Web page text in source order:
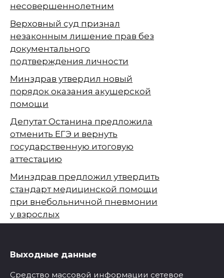
несовершеннолетним
Верховный суд признал
незаконным лишение прав без
документального
подтверждения личности
Минздрав утвердил новый
порядок оказания акушерской
помощи
Депутат Останина предложила
отменить ЕГЭ и вернуть
государственную итоговую
аттестацию
Минздрав предложил утвердить
стандарт медицинской помощи
при внебольничной пневмонии
у взрослых
Выходные данные
Средство массовой информации сетевое